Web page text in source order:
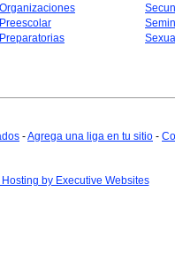
Organizaciones
Preescolar
Preparatorias
Sexual
-Agrega una liga en tu sitio -
by Executive Websites